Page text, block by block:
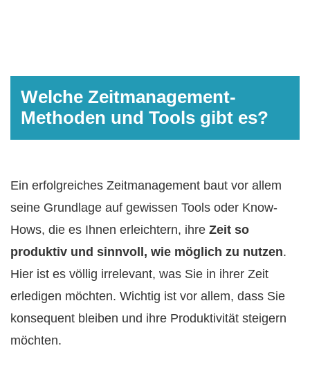
Welche Zeitmanagement-
Methoden und Tools gibt es?
Ein erfolgreiches Zeitmanagement baut vor allem
seine Grundlage auf gewissen Tools oder Know-
Hows, die es Ihnen erleichtern, ihre Zeit so
produktiv und sinnvoll, wie möglich zu nutzen.
Hier ist es völlig irrelevant, was Sie in ihrer Zeit
erledigen möchten. Wichtig ist vor allem, dass Sie
konsequent bleiben und ihre Produktivität steigern
möchten.